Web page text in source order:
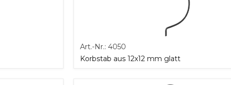
Art.-Nr.:4050
Korbstab aus 12x12 mm glatt